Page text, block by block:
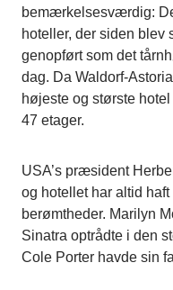
bemærkelsesværdig:
hoteller, der siden blev
genopført som det
dag. Da Waldorf-
højeste og største
47 etager.
USA’s præsident
og hotellet har altid
berømtheder. Marilyn
Sinatra optrådte i den
Cole Porter havde sin